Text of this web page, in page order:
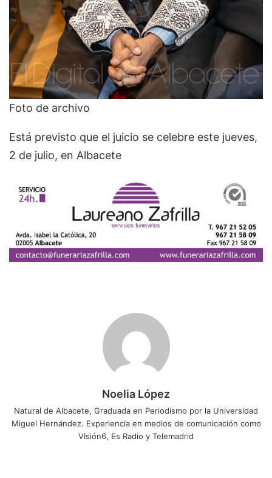
Foto de archivo
Está previsto que el juicio se celebre este jueves,
2 de julio, en Albacete
Noelia López
Natural de Albacete, Graduada en Periodismo por la Universidad
Miguel Hernández. Experiencia en medios de comunicación como
VIsión6, Es Radio y Telemadrid